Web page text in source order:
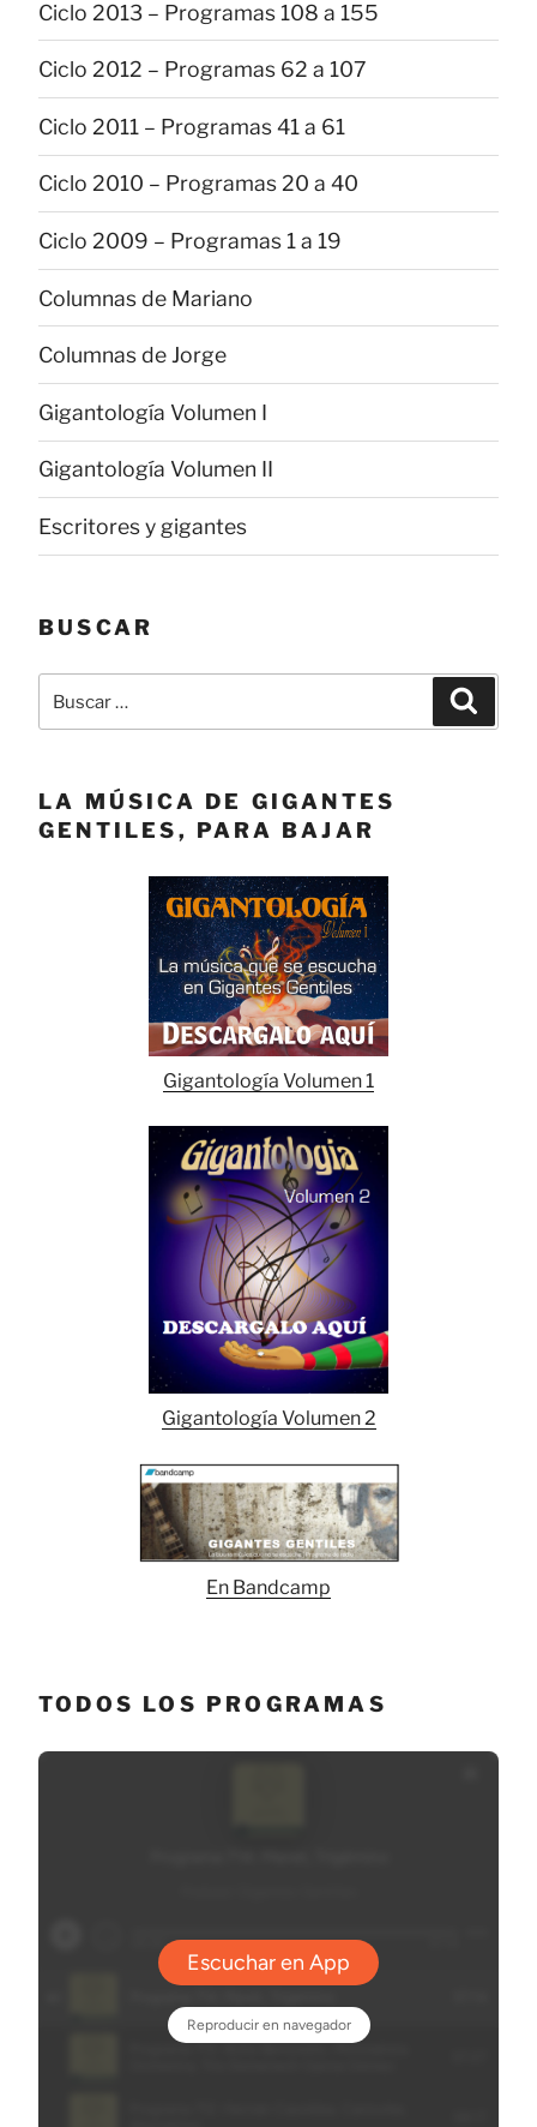
Ciclo 2013 – Programas 108 a 155
Ciclo 2012 – Programas 62 a 107
Ciclo 2011 – Programas 41 a 61
Ciclo 2010 – Programas 20 a 40
Ciclo 2009 – Programas 1 a 19
Columnas de Mariano
Columnas de Jorge
Gigantología Volumen I
Gigantología Volumen II
Escritores y gigantes
BUSCAR
Buscar
LA MÚSICA DE GIGANTES
GENTILES, PARA BAJAR
Gigantología Volumen 1
Gigantología Volumen 2
En Bandcamp
TODOS LOS PROGRAMAS